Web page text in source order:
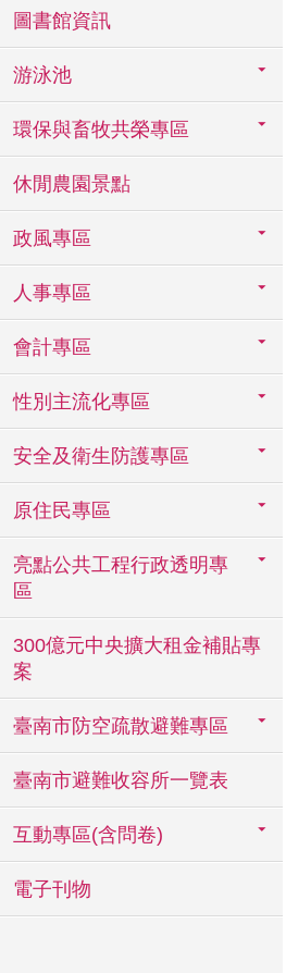
圖書館資訊
游泳池
環保與畜牧共榮專區
休閒農園景點
政風專區
人事專區
會計專區
性別主流化專區
安全及衛生防護專區
原住民專區
亮點公共工程行政透明專
區
300億元中央擴大租金補貼專
案
臺南市防空疏散避難專區
臺南市避難收容所一覽表
互動專區(含問卷)
電子刊物